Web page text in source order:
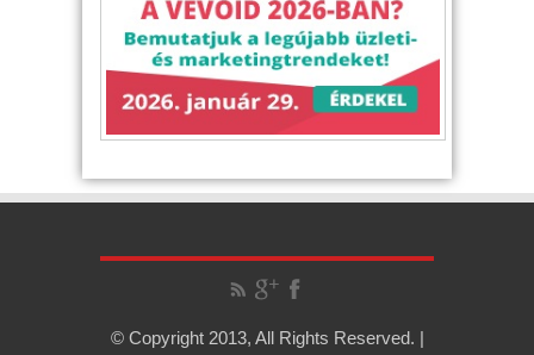
© Copyright 2013, All Rights Reserved. |